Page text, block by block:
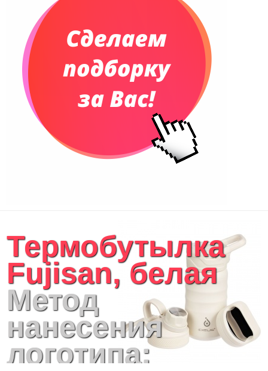
Термобутылка
Fujisan, белая
Метод
нанесения
логотипа: